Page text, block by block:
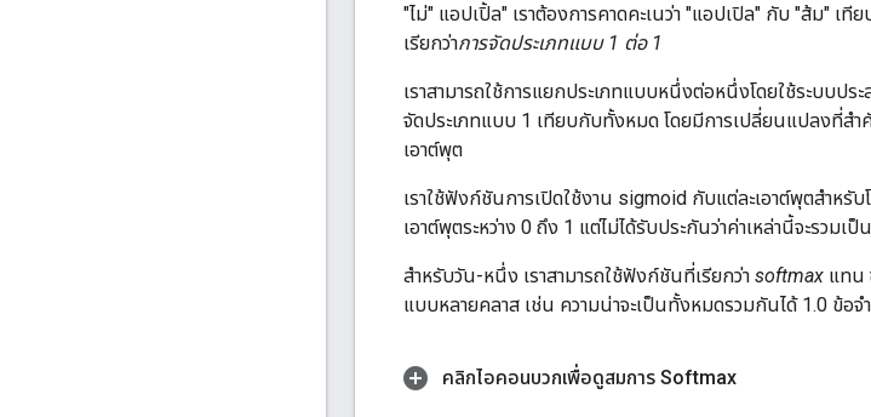
"ไม่" แอปเปิ้ล" เราต้องการคาดคะเนว่า "แอปเปิล" กับ "ส้ม"
เรียกว่าการจัดประเภทแบบ 1 ต่อ 1
เราสามารถใช้การแยกประเภทแบบหนึ่งต่อหนึ่งโดยใช้ระบบปร
จัดประเภทแบบ 1 เทียบกับทั้งหมด โดยมีการเปลี่ยนแปลงที่ส
เอาต์พุต
เราใช้ฟังก์ชันการเปิดใช้งาน sigmoid กับแต่ละเอาต์พุตสำห
เอาต์พุตระหว่าง 0 ถึง 1 แต่ไม่ได้รับประกันว่าค่าเหล่านี้จะรวมเ
สำหรับวัน-หนึ่ง เราสามารถใช้ฟังก์ชันที่เรียกว่า softmax แทน
แบบหลายคลาส เช่น ความน่าจะเป็นทั้งหมดรวมกันได้ 1.0 ข้อ
คลิกไอคอนบวกเพื่อดูสมการ Softmax